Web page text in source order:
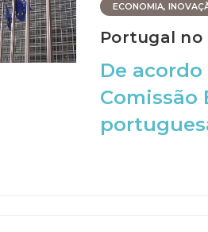
ECONOMIA,
Portugal no
De
Comissão